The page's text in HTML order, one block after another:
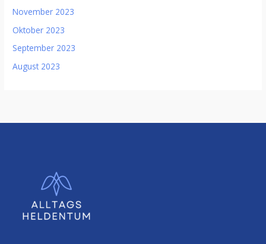
November 2023
Oktober 2023
September 2023
August 2023